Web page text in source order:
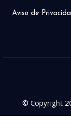
Aviso de
© Copyright